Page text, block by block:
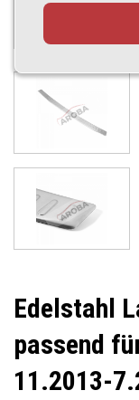
Edelstahl
passend
11.2013-